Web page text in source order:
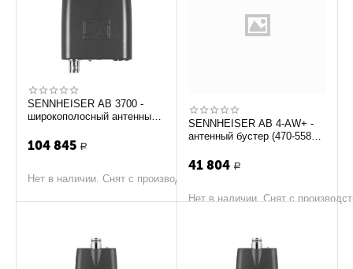
SENNHEISER AB 3700 -
широкополосный антенный
104 845 Р
Нет в наличии. Снят с производства
SENNHEISER AB 4-AW+ -
антенный бустер (470-558
41 804 Р
Нет в наличии. Снят с